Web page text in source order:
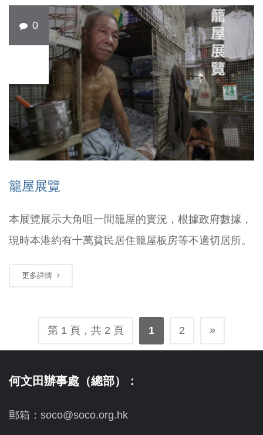
0
籠屋展覽
本展覽展示大角咀一間籠屋的實況，根據政府數據，
現時本港約有十萬貧民居住籠屋板房等不適切居所。
更多詳情
第 1 頁，共 2 頁 1 2 »
何文田辦事處（總部）：
郵箱：soco@soco.org.hk